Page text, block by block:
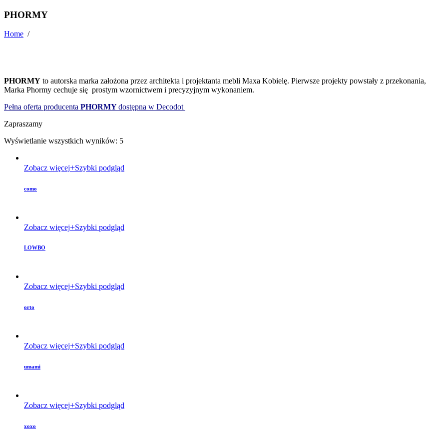
PHORMY
Home /
PHORMY to autorska marka założona przez architekta i projektanta mebli Maxa Kobielę. Pierwsze projekty powstały z
Marka Phormy cechuje się prostym wzornictwem i precyzyjnym wykonaniem.
Pełna oferta producenta PHORMYdostępna w Decodot
Zapraszamy
Wyświetlanie wszystkich wyników: 5
Zobacz więcej Szybki podgląd
como
Zobacz więcej Szybki podgląd
LOWBO
Zobacz więcej Szybki podgląd
orto
Zobacz więcej Szybki podgląd
umami
Zobacz więcej Szybki podgląd
xoxo